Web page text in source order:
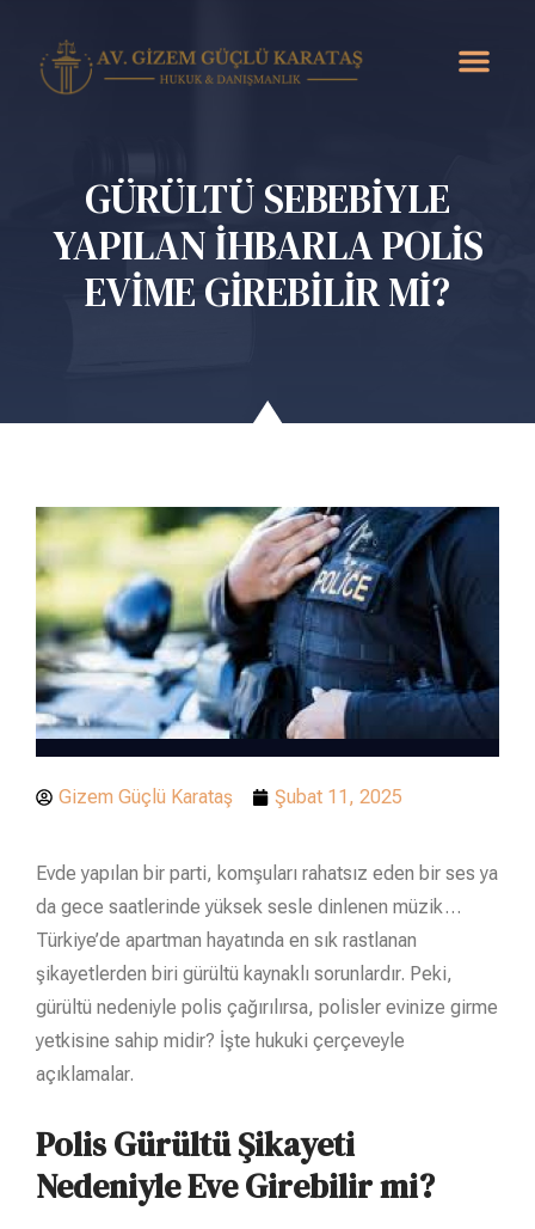
GÜRÜLTÜ SEBEBİYLE
YAPILAN İHBARLA POLİS
EVİME GİREBİLİR Mİ?
Gizem Güçlü Karataş Şubat 11, 2025
Evde yapılan bir parti, komşuları rahatsız eden bir ses ya
da gece saatlerinde yüksek sesle dinlenen müzik…
Türkiye’de apartman hayatında en sık rastlanan
şikayetlerden biri gürültü kaynaklı sorunlardır. Peki,
gürültü nedeniyle polis çağırılırsa, polisler evinize girme
yetkisine sahip midir? İşte hukuki çerçeveyle
açıklamalar.
Polis Gürültü Şikayeti
Nedeniyle Eve Girebilir mi?